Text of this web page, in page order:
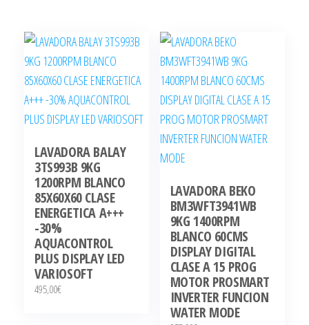
LAVADORA BALAY
3TS993B 9KG
1200RPM BLANCO
85X60X60 CLASE
ENERGETICA A+++
-30%
AQUACONTROL
PLUS DISPLAY LED
VARIOSOFT
495,00€
LAVADORA BEKO
BM3WFT3941WB
9KG 1400RPM
BLANCO 60CMS
DISPLAY DIGITAL
CLASE A 15 PROG
MOTOR PROSMART
INVERTER FUNCION
WATER MODE